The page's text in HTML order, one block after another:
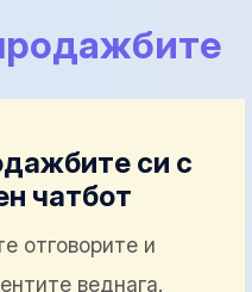
си с
чатбот
отговорите и
веднага.